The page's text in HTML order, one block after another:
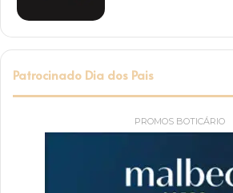
Patrocinado Dia dos Pais
PROMOS BOTICÁRIO